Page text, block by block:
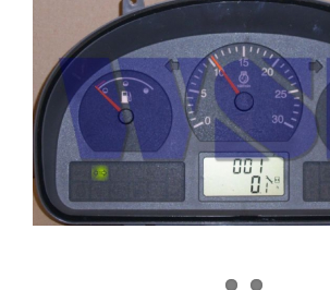
Image